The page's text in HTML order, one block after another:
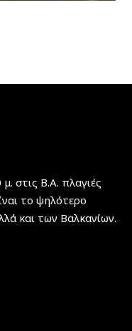
στις Β.Α. πλαγιές
το ψηλότερο
και των Βαλκανίων.